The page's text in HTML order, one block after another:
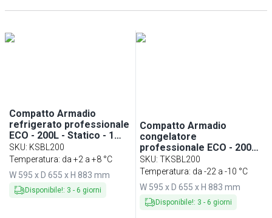
Compatto Armadio
refrigerato professionale
ECO - 200L - Statico - 1
porta - con 3 griglie - Nero
SKU: KSBL200
Temperatura: da +2 a +8 °C
W 595 x D 655 x H 883 mm
Disponibile!: 3 - 6 giorni
Compatto Armadio
congelatore
professionale ECO - 200L
- Ventilato - 1 porta - con 3
griglie - Nero
SKU:TKSBL200
Temperatura: da -22 a -10 °C
W 595 x D 655 x H 883 mm
Disponibile!: 3 - 6 giorni